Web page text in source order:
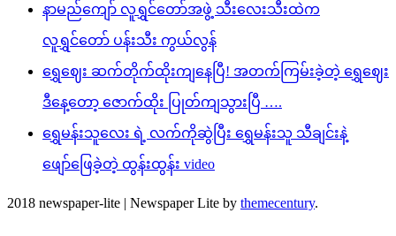
နာမည်ကျော် လူရွှင်တော်အဖွဲ့ သီးလေးသီးထဲက
လူရွှင်တော် ပန်းသီး ကွယ်လွန်
ရွှေဈေး ဆက်တိုက်ထိုးကျနေပြီ! အတက်ကြမ်းခဲ့တဲ့ ရွှေဈေး
ဒီနေ့တော့ ဇောက်ထိုး ပြုတ်ကျသွားပြီ ….
ရွှေမန်းသူလေး ရဲ့ လက်ကိုဆွဲပြီး ရွှေမန်းသူ သီချင်းနဲ့
ဖျော်ဖြေခဲ့တဲ့ ထွန်းထွန်း video
2018 newspaper-lite | Newspaper Lite by themecentury.